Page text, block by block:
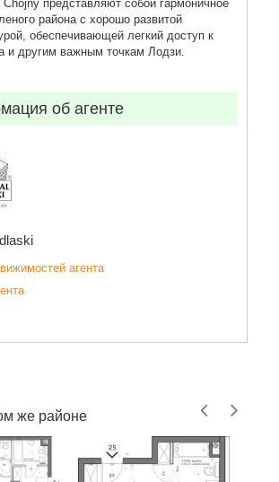
представляют собой гармоничное
района с хорошо развитой
обеспечивающей легкий доступ к
и другим важным точкам Лодзи.
об агенте
агента
же районе